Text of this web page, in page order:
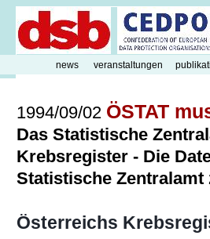
1994/09/02 ÖSTAT
Das Statistische
Krebsregister - Die
Statistische
Österreichs
news veranstaltungen